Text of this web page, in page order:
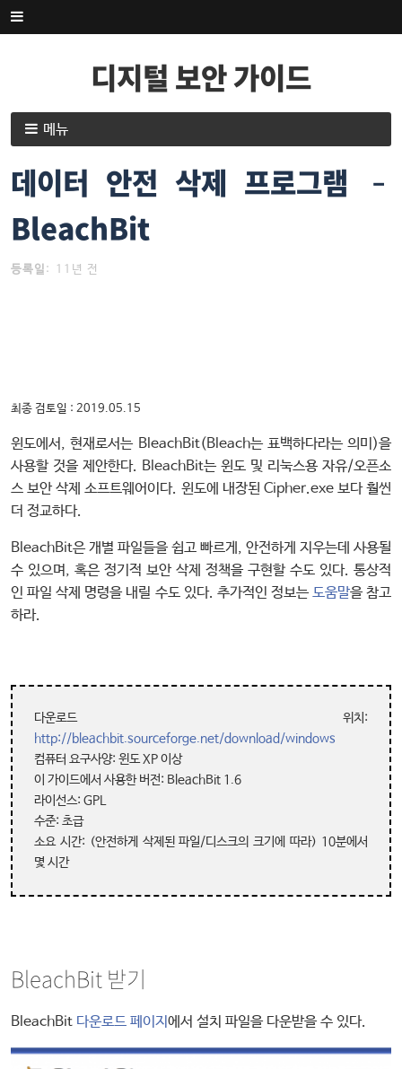
내
용
뛰
디지털 보안 가이드
용
로
너
기
메뉴
데이터 안전 삭제 프로그램 –
BleachBit
등록일 : 11년 전
최종 검토일 : 2019.05.15
윈도에서, 현재로서는 BleachBit(Bleach는 표백하다라는 의미)을
사용할 것을 제안한다. BleachBit는 윈도 및 리눅스용 자유/오픈소
스 보안 삭제 소프트웨어이다. 윈도에 내장된 Cipher.exe 보다 훨씬
더 정교하다.
BleachBit은 개별 파일들을 쉽고 빠르게, 안전하게 지우는데 사용될
수 있으며, 혹은 정기적 보안 삭제 정책을 구현할 수도 있다. 통상적
인 파일 삭제 명령을 내릴 수도 있다. 추가적인 정보는 도움말을 참고
하라.
다운로드 위치:
http://bleachbit.sourceforge.net/download/windows
컴퓨터 요구사양: 윈도 XP 이상
이 가이드에서 사용한 버전: BleachBit 1.6
라이선스: GPL
수준: 초급
소요 시간: (안전하게 삭제된 파일/디스크의 크기에 따라) 10분에서
몇 시간
BleachBit 받기
BleachBit 다운로드 페이지 에서 설치 파일을 다운받을 수 있다.